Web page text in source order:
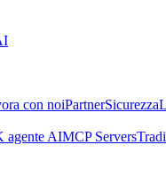
con noiPartnerSicurezza
agente AIMCP Servers